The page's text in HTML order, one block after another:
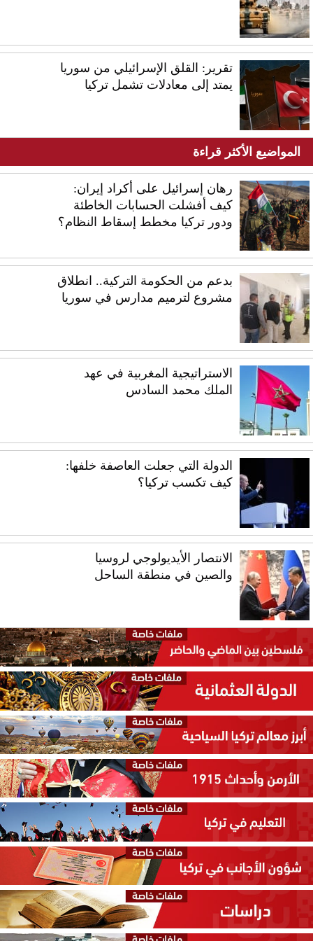
تقرير: القلق الإسرائيلي من سوريا
يمتد إلى معادلات تشمل تركيا
المواضيع الأكثر قراءة
رهان إسرائيل على أكراد إيران:
كيف أفشلت الحسابات الخاطئة
ودور تركيا مخطط إسقاط النظام؟
بدعم من الحكومة التركية.. انطلاق
مشروع لترميم مدارس في سوريا
الاستراتيجية المغربية في عهد
الملك محمد السادس
الدولة التي جعلت العاصفة خلفها:
كيف تكسب تركيا؟
الانتصار الأيديولوجي لروسيا
والصين في منطقة الساحل